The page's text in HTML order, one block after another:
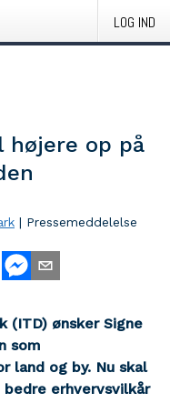
LOG IND
højere op på
| Pressemeddelelse
(ITD) ønsker Signe
som
land og by. Nu skal
erhvervsvilkår